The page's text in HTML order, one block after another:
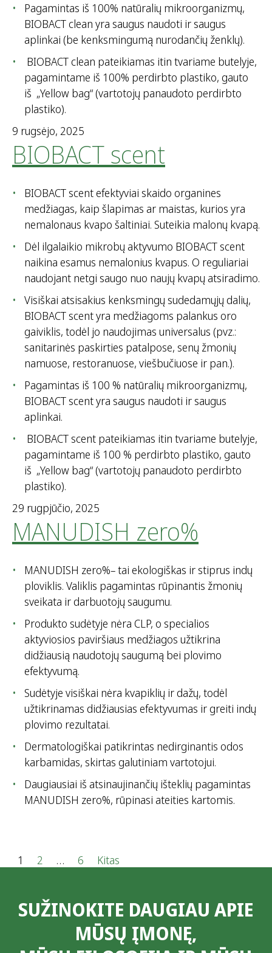
Pagamintas iš 100% natūralių mikroorganizmų,
BIOBACT clean yra saugus naudoti ir saugus
aplinkai (be kenksmingumą nurodančių ženklų).
BIOBACT clean pateikiamas itin tvariame butelyje,
pagamintame iš 100% perdirbto plastiko, gauto
iš „Yellow bag“ (vartotojų panaudoto perdirbto
plastiko).
9 rugsėjo, 2025
BIOBACT scent
BIOBACT scent efektyviai skaido organines
medžiagas, kaip šlapimas ar maistas, kurios yra
nemalonaus kvapo šaltiniai. Suteikia malonų kvapą.
Dėl ilgalaikio mikrobų aktyvumo BIOBACT scent
naikina esamus nemalonius kvapus. O reguliariai
naudojant netgi saugo nuo naujų kvapų atsiradimo.
Visiškai atsisakius kenksmingų sudedamųjų dalių,
BIOBACT scent yra medžiagoms palankus oro
gaiviklis, todėl jo naudojimas universalus (pvz.:
sanitarinės paskirties patalpose, senų žmonių
namuose, restoranuose, viešbučiuose ir pan.).
Pagamintas iš 100 % natūralių mikroorganizmų,
BIOBACT scent yra saugus naudoti ir saugus
aplinkai.
BIOBACT scent pateikiamas itin tvariame butelyje,
pagamintame iš 100 % perdirbto plastiko, gauto
iš „Yellow bag“ (vartotojų panaudoto perdirbto
plastiko).
29 rugpjūčio, 2025
MANUDISH zero%
MANUDISH zero%– tai ekologiškas ir stiprus indų
ploviklis. Valiklis pagamintas rūpinantis žmonių
sveikata ir darbuotojų saugumu.
Produkto sudėtyje nėra CLP, o specialios
aktyviosios paviršiaus medžiagos užtikrina
didžiausią naudotojų saugumą bei plovimo
efektyvumą.
Sudėtyje visiškai nėra kvapiklių ir dažų, todėl
užtikrinamas didžiausias efektyvumas ir greiti indų
plovimo rezultatai.
Dermatologiškai patikrintas nedirginantis odos
karbamidas, skirtas galutiniam vartotojui.
Daugiausiai iš atsinaujinančių išteklių pagamintas
MANUDISH zero%, rūpinasi ateities kartomis.
Į
a
1 2 … 6 Kitas
SUŽINOKITE DAUGIAU APIE
MŪSŲ ĮMONĘ,